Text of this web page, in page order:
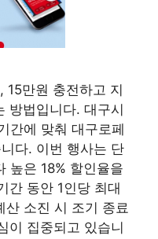
15만원 충전하고 지
방법입니다. 대구시
간에 맞춰 대구로페
다. 이번 행사는 단
높은 18% 할인율을
간 동안 1인당 최대
산 소진 시 조기 종료
이 집중되고 있습니